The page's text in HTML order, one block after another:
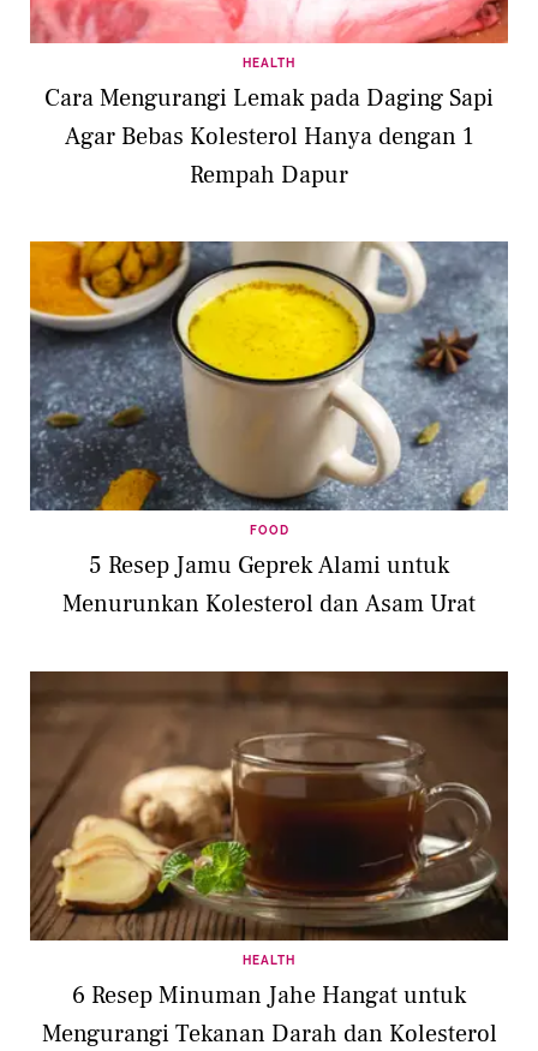
HEALTH
Cara Mengurangi Lemak pada Daging Sapi
Agar Bebas Kolesterol Hanya dengan 1
Rempah Dapur
FOOD
5 Resep Jamu Geprek Alami untuk
Menurunkan Kolesterol dan Asam Urat
HEALTH
6 Resep Minuman Jahe Hangat untuk
Mengurangi Tekanan Darah dan Kolesterol